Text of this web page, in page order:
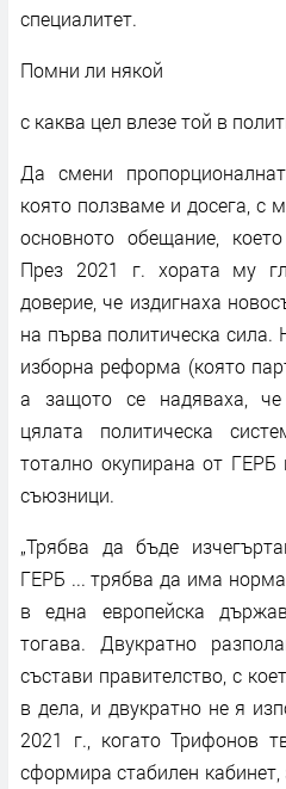
специалитет.
Помни ли някой
с каква цел влезе той в
Да смени
която ползваме и досега, с
основното обещание,
През 2021 г. хората му
доверие, че издигнаха
на първа политическа
изборна реформа (която
а защото се надяваха,
цялата политическа
тотално окупирана от
съюзници.
„Трябва да бъде
ГЕРБ ... трябва да има
в една европейска
тогава. Двукратно
състави правителство, с
в дела, и двукратно не я
2021 г., когато Трифонов
сформира стабилен